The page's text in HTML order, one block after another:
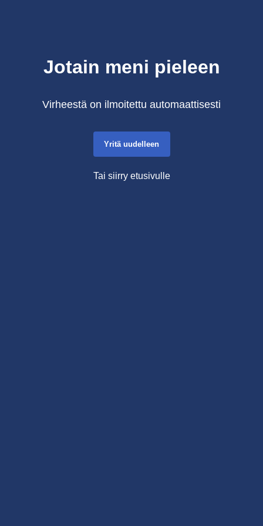
Jotain meni pieleen
Virheestä on ilmoitettu automaattisesti
Yritä uudelleen
Tai siirry etusivulle